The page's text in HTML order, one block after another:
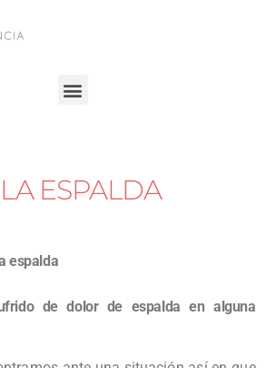
ESPALDA
de dolor de espalda en alguna